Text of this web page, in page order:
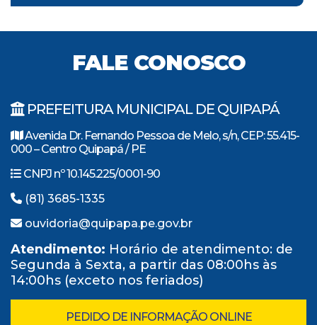
FALE CONOSCO
PREFEITURA MUNICIPAL DE QUIPAPÁ
Avenida Dr. Fernando Pessoa de Melo, s/n, CEP: 55.415-
000 – Centro Quipapá / PE
CNPJ nº 10.145.225/0001-90
(81) 3685-1335
ouvidoria@quipapa.pe.gov.br
Atendimento: Horário de atendimento: de
Segunda à Sexta, a partir das 08:00hs às
14:00hs (exceto nos feriados)
PEDIDO DE INFORMAÇÃO ONLINE